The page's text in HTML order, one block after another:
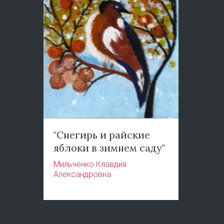
"Снегирь и райские
яблоки в зимнем саду"
Мильченко Клавдия
Александровна